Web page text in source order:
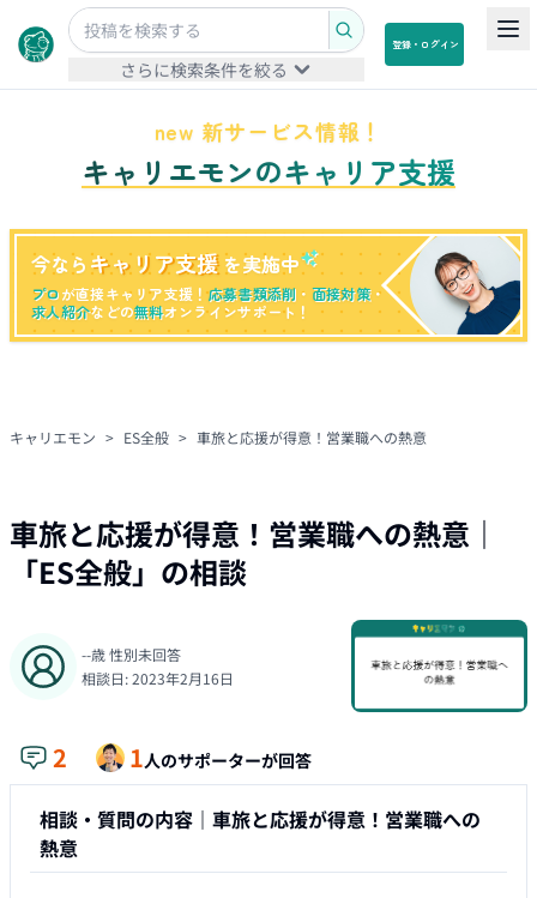
さらに検索条件を絞る
登録・ログイン
new 新サービス情報！
キャリエモンのキャリア支援
今なら キャリア支援 を実施中
プロが直接キャリア支援！応募書類添削 ・ 面接対策・
求人紹介などの無料オンラインサポート！
キャリエモン > ES全般 > 車旅と応援が得意！営業職への熱意
車旅と応援が得意！営業職への熱意 ｜
「ES全般」の相談
--歳性別未回答
相談日:2023年2月16日
2 1人のサポーターが回答
相談・質問の内容｜ 車旅と応援が得意！営業職への
熱意